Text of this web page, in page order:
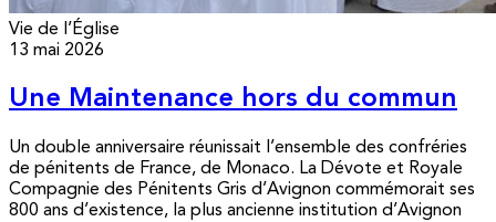
Vie de l’Église
13 mai 2026
Une Maintenance hors du commun
Un double anniversaire réunissait l’ensemble des confréries
de pénitents de France, de Monaco. La Dévote et Royale
Compagnie des Pénitents Gris d’Avignon commémorait ses
800 ans d’existence, la plus ancienne institution d’Avignon